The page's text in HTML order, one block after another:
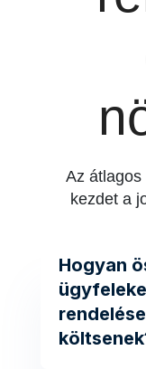
Az átlagos
kezdet a
Hogyan